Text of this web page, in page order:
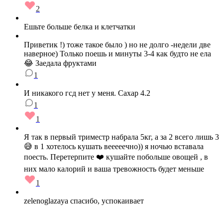
2
Ешьте больше белка и клетчатки
Приветик !) тоже такое было ) но не долго -недели две
наверное) Только поешь и минуты 3-4 как будто не ела
😂 Заедала фруктами
1
И никакого гсд нет у меня. Сахар 4.2
1
1
Я так в первый триместр набрала 5кг, а за 2 всего лишь 3
😅 в 1 хотелось кушать вееееечно)) я ночью вставала
поесть. Перетерпите ❤️ кушайте побольше овощей , в
них мало калорий и ваша тревожность будет меньше
1
zelenoglazaya спасибо, успокаивает